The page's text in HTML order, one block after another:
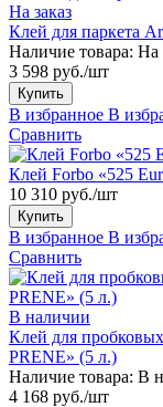
На заказ
Клей для паркета
Наличие товара: На
3 598 руб./шт
Купить
В избранное В
Сравнить
Клей Forbo «525
10 310 руб./шт
Купить
В избранное В
Сравнить
В наличии
Клей для
PRENE» (5 л.)
Наличие товара: В
4 168 руб./шт